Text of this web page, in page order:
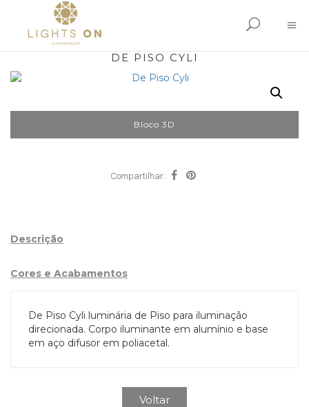
DE PISO CYLI
Bloco 3D
Compartilhar:
Descrição
Cores e Acabamentos
De Piso Cyli luminária de Piso para iluminação
direcionada. Corpo iluminante em alumínio e base
em aço difusor em poliacetal.
Voltar